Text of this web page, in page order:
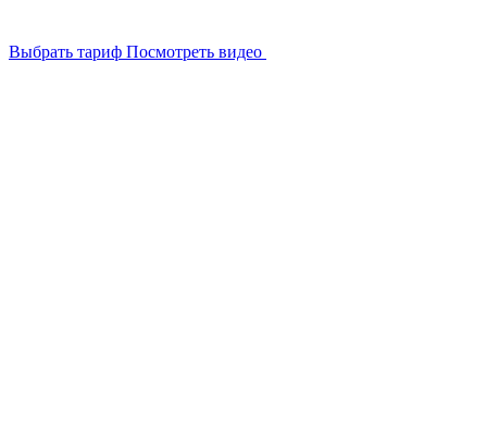
Выбрать тариф Посмотреть видео